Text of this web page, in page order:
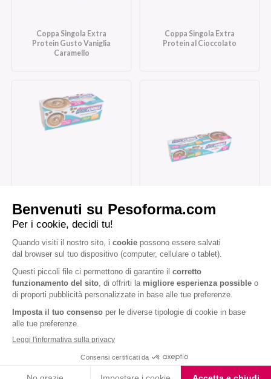
Coppa Singola Extra
Protein Gusto Vaniglia
Caramello
Coppa Singola Extra
Protein al Cioccolato
Iscriviti alla newsletter
Letta l'informativa privacy, acconsento all'iscrizione alla newsletter